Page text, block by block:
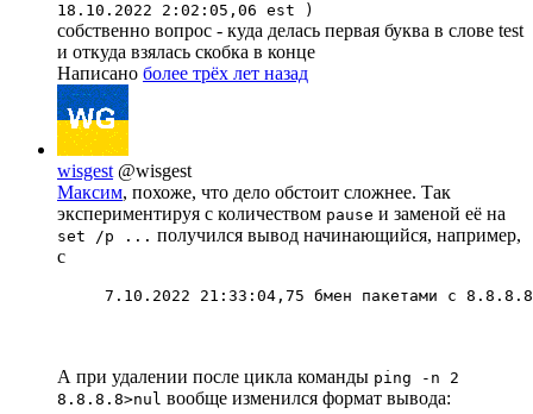
18.10.2022 2:02:05,06 est )
собственно вопрос - куда делась первая буква в слове test
и откуда взялась скобка в конце
Написано более трёх лет назад
wisgest @wisgest
Максим, похоже, что дело обстоит сложнее. Так
экспериментируя с количеством pause и заменой её на
set /p ... получился вывод начинающийся, например,
с
7.10.2022 21:33:04,75 бмен пакетами с
А при удалении после цикла команды ping -n 2
8.8.8.8>nul вообще изменился формат вывода: